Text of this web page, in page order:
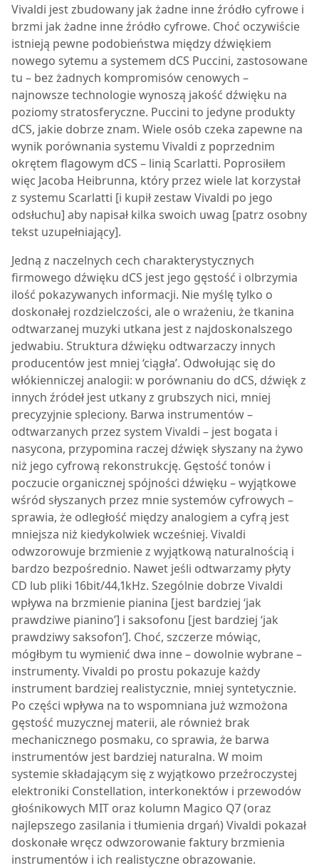
Vivaldi jest zbudowany jak żadne inne źródło cyfrowe i
brzmi jak żadne inne źródło cyfrowe. Choć oczywiście
istnieją pewne podobieństwa między dźwiękiem
nowego sytemu a systemem dCS Puccini, zastosowane
tu – bez żadnych kompromisów cenowych –
najnowsze technologie wynoszą jakość dźwięku na
poziomy stratosferyczne. Puccini to jedyne produkty
dCS, jakie dobrze znam. Wiele osób czeka zapewne na
wynik porównania systemu Vivaldi z poprzednim
okrętem flagowym dCS – linią Scarlatti. Poprosiłem
więc Jacoba Heibrunna, który przez wiele lat korzystał
z systemu Scarlatti [i kupił zestaw Vivaldi po jego
odsłuchu] aby napisał kilka swoich uwag [patrz osobny
tekst uzupełniający].
Jedną z naczelnych cech charakterystycznych
firmowego dźwięku dCS jest jego gęstość i olbrzymia
ilość pokazywanych informacji. Nie myślę tylko o
doskonałej rozdzielczości, ale o wrażeniu, że tkanina
odtwarzanej muzyki utkana jest z najdoskonalszego
jedwabiu. Struktura dźwięku odtwarzaczy innych
producentów jest mniej ‘ciągła’. Odwołując się do
włókienniczej analogii: w porównaniu do dCS, dźwięk z
innych źródeł jest utkany z grubszych nici, mniej
precyzyjnie spleciony. Barwa instrumentów –
odtwarzanych przez system Vivaldi – jest bogata i
nasycona, przypomina raczej dźwięk słyszany na żywo
niż jego cyfrową rekonstrukcję. Gęstość tonów i
poczucie organicznej spójności dźwięku – wyjątkowe
wśród słyszanych przez mnie systemów cyfrowych –
sprawia, że odległość między analogiem a cyfrą jest
mniejsza niż kiedykolwiek wcześniej. Vivaldi
odwzorowuje brzmienie z wyjątkową naturalnością i
bardzo bezpośrednio. Nawet jeśli odtwarzamy płyty
CD lub pliki 16bit/44,1kHz. Szególnie dobrze Vivaldi
wpływa na brzmienie pianina [jest bardziej ‘jak
prawdziwe pianino’] i saksofonu [jest bardziej ‘jak
prawdziwy saksofon’]. Choć, szczerze mówiąc,
mógłbym tu wymienić dwa inne – dowolnie wybrane –
instrumenty. Vivaldi po prostu pokazuje każdy
instrument bardziej realistycznie, mniej syntetycznie.
Po części wpływa na to wspomniana już wzmożona
gęstość muzycznej materii, ale również brak
mechanicznego posmaku, co sprawia, że barwa
instrumentów jest bardziej naturalna. W moim
systemie składającym się z wyjątkowo przeźroczystej
elektroniki Constellation, interkonektów i przewodów
głośnikowych MIT oraz kolumn Magico Q7 (oraz
najlepszego zasilania i tłumienia drgań) Vivaldi pokazał
doskonałe wręcz odwzorowanie faktury brzmienia
instrumentów i ich realistyczne obrazowanie.